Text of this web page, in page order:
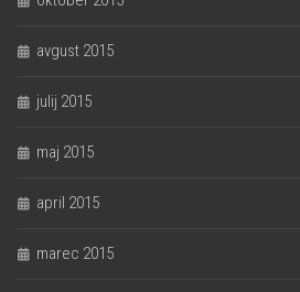
avgust 2015
julij 2015
maj 2015
april 2015
marec 2015